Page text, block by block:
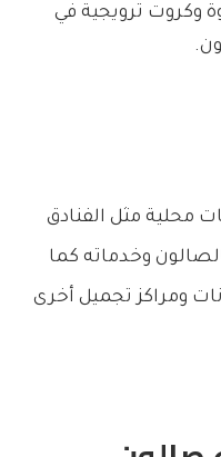
وكروت ترويجية في
مثل الفنادق
وخدماته كما
ومراكز تجميل أخرى